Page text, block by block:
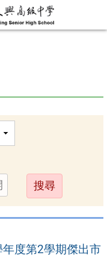
送
出
年度第2學期傑出市